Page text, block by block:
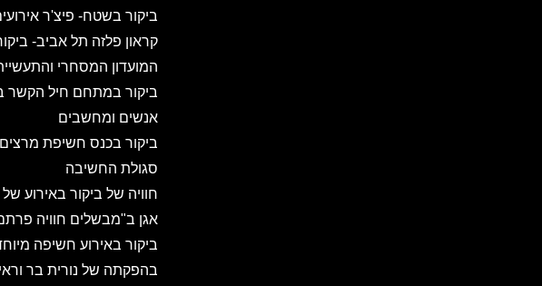
ביקור בשטח- פיצ'ר
קראון פלזה תל אביב-
המועדון המסחרי
ביקור במתחם חיל הקשר
אנשים ומחשבים
ביקור בכנס חשיפת
סגולת החשיבה
חוויה של ביקור באירוע
אגן ב"מבשלים חוויה
ביקור באירוע חשיפה
בהפקתה של נורית בר